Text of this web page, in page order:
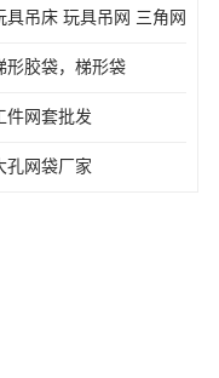
具吊床 玩具吊网 三角网
形胶袋，梯形袋
件网套批发
孔网袋厂家